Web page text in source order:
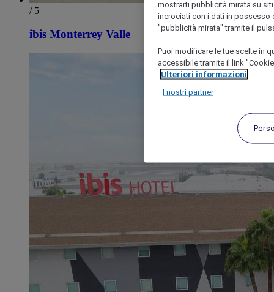
/ 5
ibis Monterrey Valle
mostrarti pubblicità mirata su
incrociati con i dati in possesso
"pubblicità mirata" tramite il
Puoi modificare le tue scelte in
accessibile tramite il link
Ulteriori informazioni
I nostri partner